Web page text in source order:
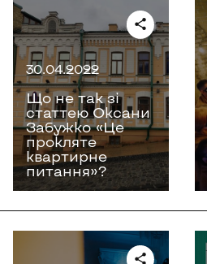
30.04.2022
Що не так зі
статтею Оксани
Забужко «‎Це
прокляте
квартирне
питання»‎?